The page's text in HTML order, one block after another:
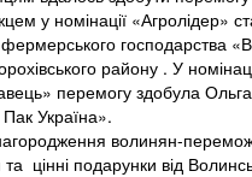
у номінації «Агролідер»
фермерського господарства
району . У
перемогу здобула
Україна».
волинян-
цінні подарунки від